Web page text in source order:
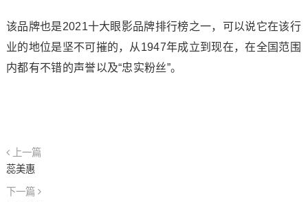
该品牌也是2021十大眼影品牌排行榜之一，可以说它在该行
业的地位是坚不可摧的，从1947年成立到现在，在全国范围
内都有不错的声誉以及“忠实粉丝”。
上一篇
蕊美惠
下一篇